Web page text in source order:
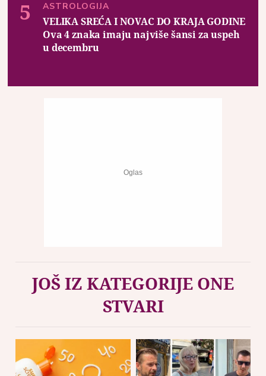
ASTROLOGIJA
VELIKA SREĆA I NOVAC DO KRAJA GODINE
Ova 4 znaka imaju najviše šansi za uspeh
u decembru
JOŠ IZ KATEGORIJE ONE
STVARI